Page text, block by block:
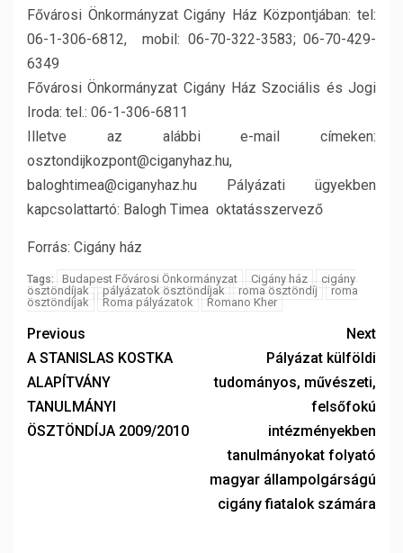
Fővárosi Önkormányzat Cigány Ház Központjában: tel:
06-1-306-6812, mobil: 06-70-322-3583; 06-70-429-
6349
Fővárosi Önkormányzat Cigány Ház Szociális és Jogi
Iroda: tel.: 06-1-306-6811
Illetve az alábbi e-mail címeken:
osztondijkozpont@ciganyhaz.hu,
baloghtimea@ciganyhaz.hu Pályázati ügyekben
kapcsolattartó: Balogh Timea oktatásszervező
Forrás: Cigány ház
Tags: Budapest Fővárosi Önkormányzat Cigány ház
cigány
ösztöndíjak
pályázatok ösztöndíjak roma ösztöndíj
roma
ösztöndíjak
Roma pályázatok Romano Kher
Previous
A STANISLAS KOSTKA
ALAPÍTVÁNY
TANULMÁNYI
ÖSZTÖNDÍJA 2009/2010
Next
Pályázat külföldi
tudományos, művészeti,
felsőfokú
intézményekben
tanulmányokat folyató
magyar állampolgárságú
cigány fiatalok számára